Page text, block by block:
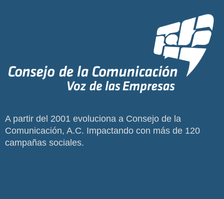
A partir del 2001 evoluciona a Consejo de la
Comunicación, A.C. Impactando con más de 120
campañas sociales.